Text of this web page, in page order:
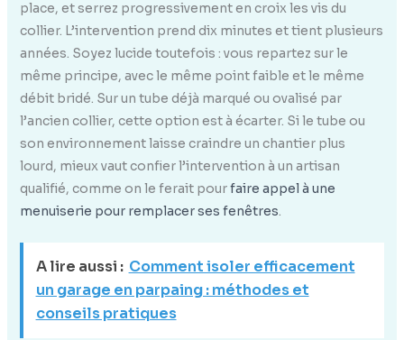
place, et serrez progressivement en croix les vis du
collier. L’intervention prend dix minutes et tient plusieurs
années. Soyez lucide toutefois : vous repartez sur le
même principe, avec le même point faible et le même
débit bridé. Sur un tube déjà marqué ou ovalisé par
l’ancien collier, cette option est à écarter. Si le tube ou
son environnement laisse craindre un chantier plus
lourd, mieux vaut confier l’intervention à un artisan
qualifié, comme on le ferait pourfaire appel à une
menuiserie pour remplacer ses fenêtres.
A lire aussi : Comment isoler efficacement
un garage en parpaing : méthodes et
conseils pratiques